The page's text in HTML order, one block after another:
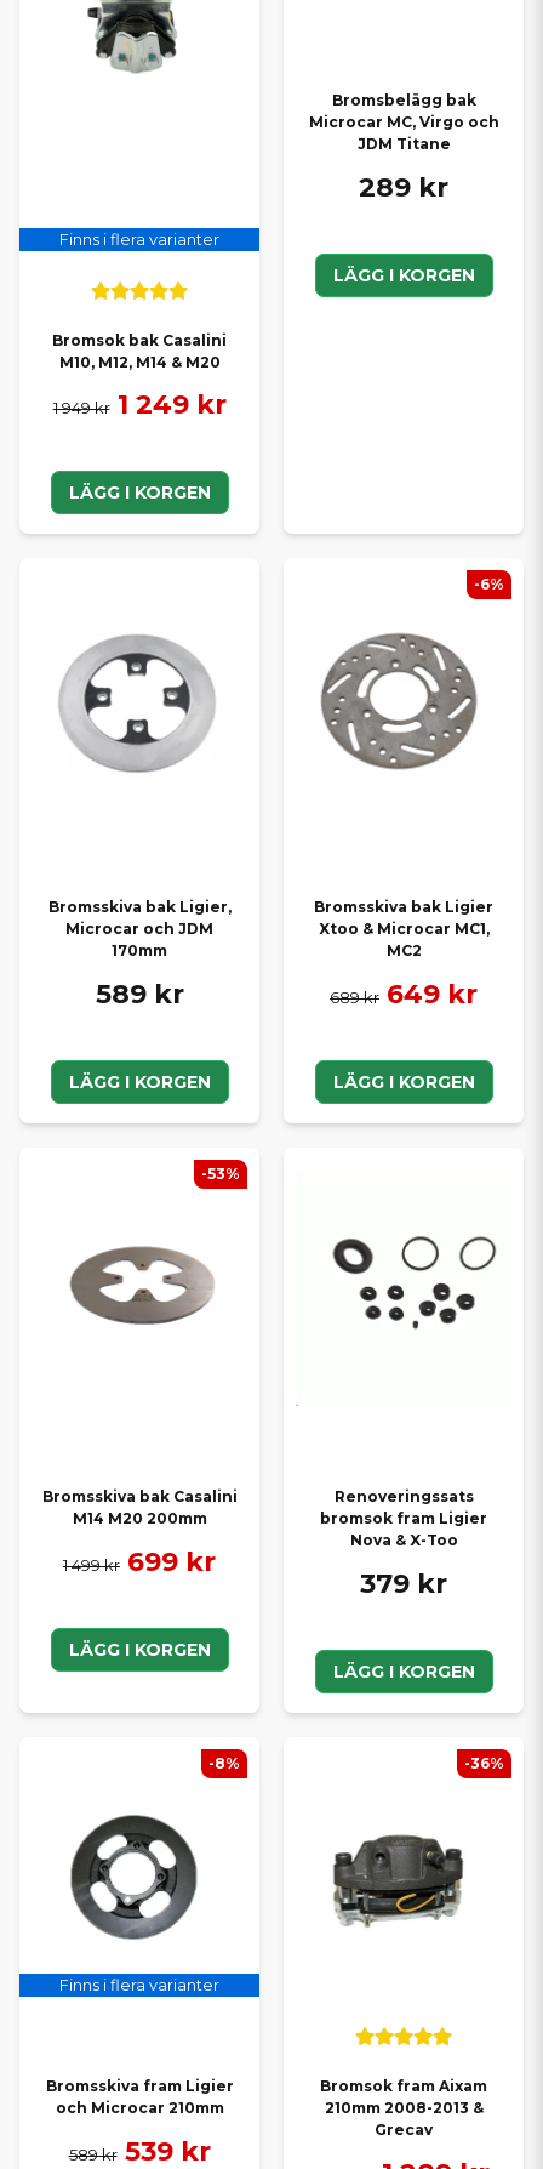
Finns i flera varianter
Bromsok bak Casalini
M10, M12, M14 & M20
1 949 kr 1 249 kr
LÄGG I KORGEN
Bromsbelägg bak
Microcar MC, Virgo och
JDM Titane
289 kr
LÄGG I KORGEN
Bromsskiva bak Ligier,
Microcar och JDM
170mm
589 kr
LÄGG I KORGEN
Bromsskiva bak Ligier
Xtoo & Microcar MC1,
MC2
689 kr 649 kr
LÄGG I KORGEN
-6%
Bromsskiva bak Casalini
M14 M20 200mm
1 499 kr 699 kr
LÄGG I KORGEN
-53%
Renoveringssats
bromsok fram Ligier
Nova & X-Too
379 kr
LÄGG I KORGEN
Finns i flera varianter
Bromsskiva fram Ligier
och Microcar 210mm
589 kr 539 kr
-8%
Bromsok fram Aixam
210mm 2008-2013 &
Grecav
-36%